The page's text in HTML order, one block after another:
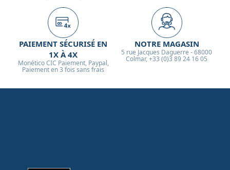
PAIEMENT SÉCURISÉ EN
1X À 4X
Monético CIC Paiement, Paypal,
Paiement en 3 fois sans frais
NOTRE MAGASIN
5 rue Jacques Daguerre - 68000
Colmar, +33 (0)3 89 24 16 05